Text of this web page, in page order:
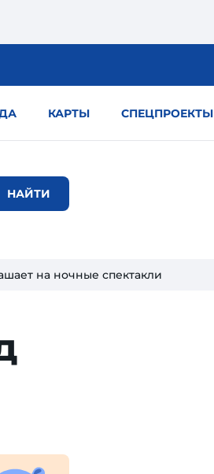
КАРТЫ СПЕЦПРОЕКТЫ
на ночные спектакли